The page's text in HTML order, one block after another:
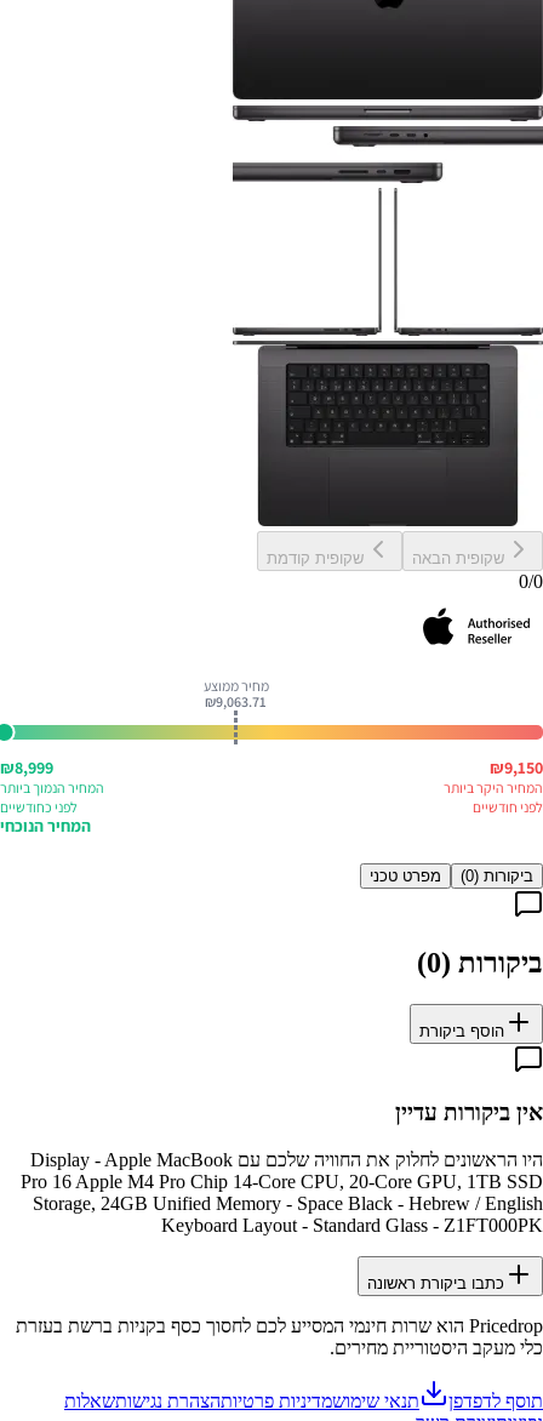
שקופית הבאה שקופית קודמת
0/0
המחיר הנוכחי
₪9,063.71
מחיר ממוצע
₪8,999
המחיר הנמוך ביותר
לפני כחודשיים
₪9,150
המחיר היקר ביותר
לפני חודשיים
ביקורות (0
) מפרט טכני
ביקורות (0
)
הוסף ביקורת
אין ביקורות עדיין
היו הראשונים לחלוק את החוויה שלכם עם Display - Apple MacBook
Pro 16 Apple M4 Pro Chip 14-Core CPU, 20-Core GPU, 1TB SSD
Storage, 24GB Unified Memory - Space Black - Hebrew / English
Keyboard Layout - Standard Glass - Z1FT000PK
כתבו ביקורת ראשונה
Pricedrop הוא שרות חינמי המסייע לכם לחסוך כסף בקניות ברשת בעזרת
כלי מעקב היסטוריית מחירים.
תוסף לדפדפן תנאי שימושמדיניות פרטיותהצהרת נגישותשאלות